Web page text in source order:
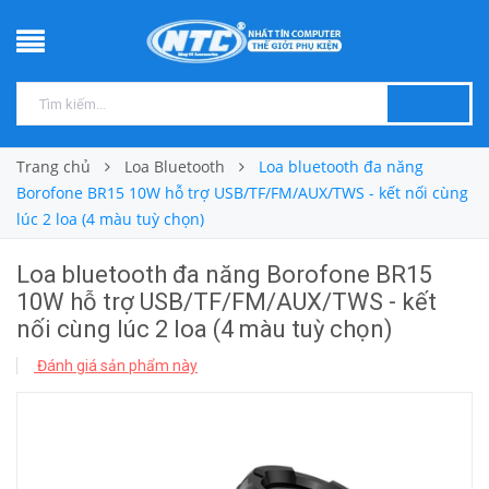
Trang chủ Loa Bluetooth
Loa bluetooth đa năng
Borofone BR15 10W hỗ trợ USB/TF/FM/AUX/TWS - kết nối cùng
lúc 2 loa (4 màu tuỳ chọn)
Loa bluetooth đa năng Borofone BR15
10W hỗ trợ USB/TF/FM/AUX/TWS - kết
nối cùng lúc 2 loa (4 màu tuỳ chọn)
Đánh giá sản phẩm này